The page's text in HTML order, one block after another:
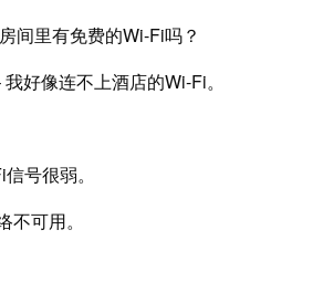
间里有免费的Wi-Fi吗？
好像连不上酒店的Wi-Fi。
号很弱。
可用。